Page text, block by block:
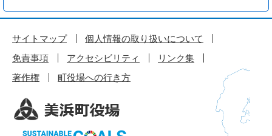
サイトマップ
個人情報の取り扱いについて
免責事項
アクセシビリティ
リンク集
著作権
町役場への行き方